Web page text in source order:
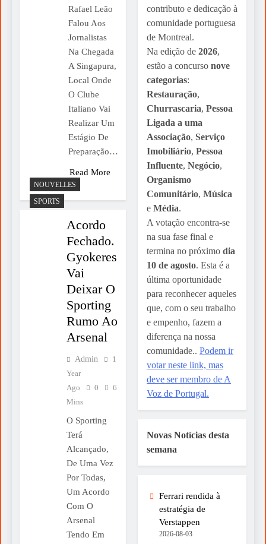
1 Week Ago
Heranças Sem Fronteiras: Qual A Lei
Aplicável?
2 Weeks Ago
Fórmula 1: Kimi Antonelli Regressa Às
Vitórias Em Spa E Reforça Liderança
Rafael Leão
Falou Aos
Jornalistas
Na Chegada
A Singapura,
Local Onde
O Clube
Italiano Vai
Realizar Um
Estágio De
Preparação…
Read More
NOUVELLES
SPORTS
Acordo
Fechado.
Gyokeres
Vai
Deixar O
Sporting
Rumo Ao
Arsenal
Admin
1
Year
Ago
0
6
Mins
O Sporting
Terá
Alcançado,
De Uma Vez
Por Todas,
Um Acordo
Com O
Arsenal
Tendo Em
contributo e dedicação à
comunidade portuguesa
de Montreal.
Na edição de 2026,
estão a concurso nove
categorias:
Restauração,
Churrascaria, Pessoa
Ligada a uma
Associação, Serviço
Imobiliário, Pessoa
Influente, Negócio,
Organismo
Comunitário, Música
e Média.
A votação encontra-se
na sua fase final e
termina no próximo dia
10 de agosto. Esta é a
última oportunidade
para reconhecer aqueles
que, com o seu trabalho
e empenho, fazem a
diferença na nossa
comunidade.. Podem ir
votar neste link, mas
deve ser membro de A
Voz de Portugal.
Novas Notícias desta
semana
Ferrari rendida à
estratégia de
Verstappen
2026-08-03